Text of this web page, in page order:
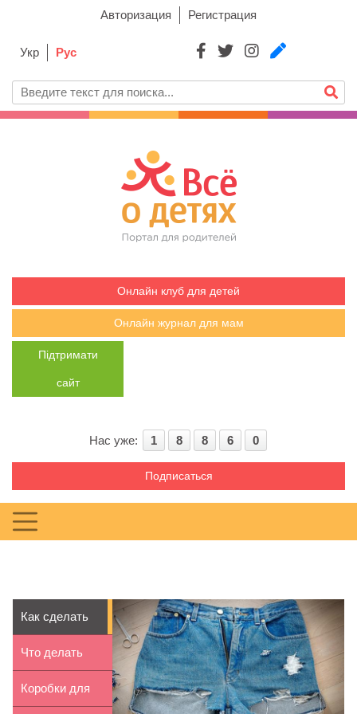
Авторизация Регистрация
Укр Рус
Онлайн клуб для детей
Онлайн журнал для мам
Підтримати
сайт
Нас уже: 1 8 8 6 0
Подписаться
Как сделать
рваные
шорты:
Что делать
при задержке
Коробки для